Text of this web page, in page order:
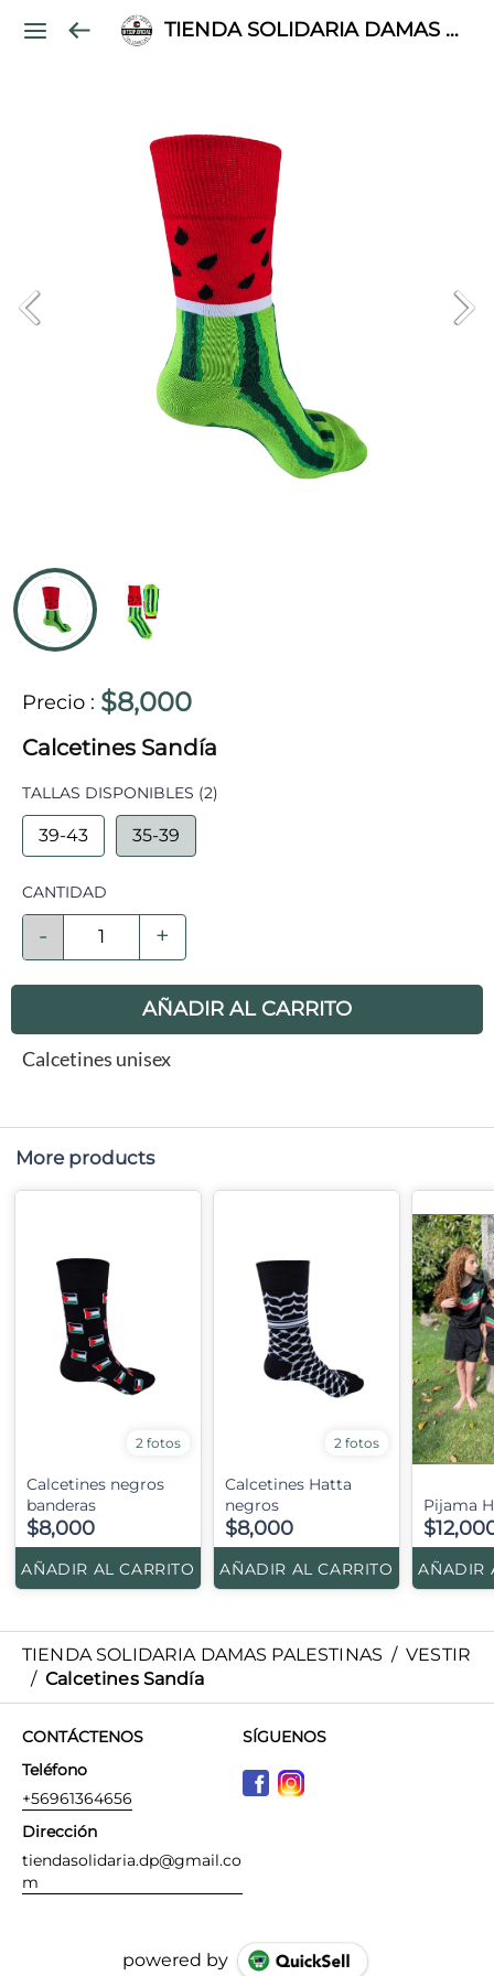
TIENDA SOLIDARIA DAMAS PALESTINAS
Precio : $8,000
Calcetines Sandía
TALLAS DISPONIBLES (2)
39-43 35-39
CANTIDAD
- +
AÑADIR AL CARRITO
Calcetines unisex
More products
2 fotos
Calcetines negros
banderas
$8,000
AÑADIR AL CARRITO
2 fotos
Calcetines Hatta
negros
$8,000
AÑADIR AL CARRITO
Pijama
AÑADIR
TIENDA SOLIDARIA DAMAS PALESTINAS / VESTIR
/ Calcetines Sandía
CONTÁCTENOS
Teléfono
+56961364656
Dirección
tiendasolidaria.dp@gmail.co
m
SÍGUENOS
powered by